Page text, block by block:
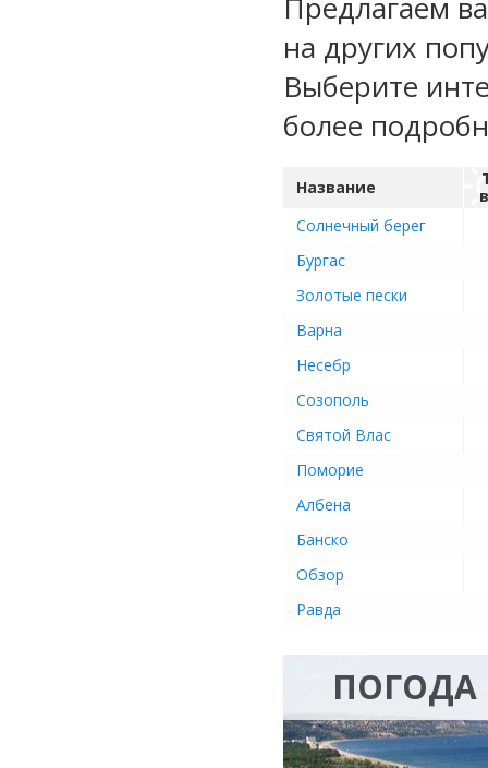
на других
Выберите
более
Название
Солнечный берег
Бургас
Золотые пески
Варна
Несебр
Созополь
Святой Влас
Поморие
Албена
Банско
Обзор
Равда
ПОГОДА